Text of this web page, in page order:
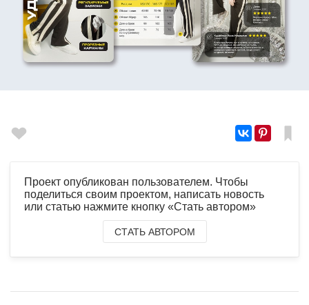
Проект опубликован пользователем. Чтобы
поделиться своим проектом, написать новость
или статью нажмите кнопку «Стать автором»
СТАТЬ АВТОРОМ